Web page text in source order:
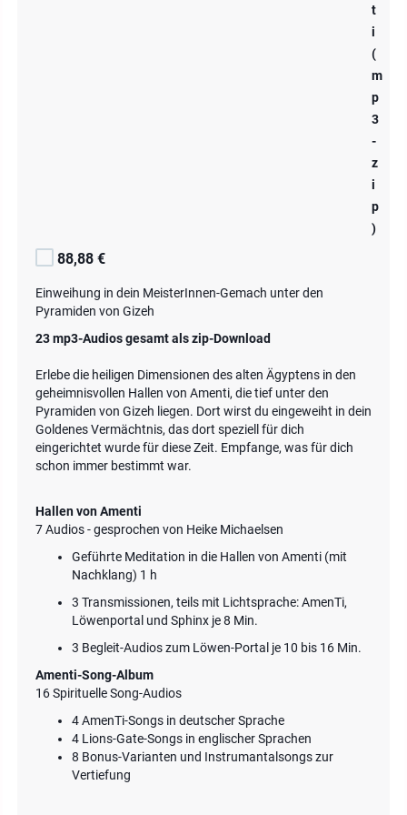
t
i
(
m
p
3
-
z
i
p
)
88,88 €
Einweihung in dein MeisterInnen-Gemach unter den
Pyramiden von Gizeh
23 mp3-Audios gesamt als zip-Download
Erlebe die heiligen Dimensionen des alten Ägyptens in den
geheimnisvollen Hallen von Amenti, die tief unter den
Pyramiden von Gizeh liegen. Dort wirst du eingeweiht in dein
Goldenes Vermächtnis, das dort speziell für dich
eingerichtet wurde für diese Zeit. Empfange, was für dich
schon immer bestimmt war.
Hallen von Amenti
7 Audios - gesprochen von Heike Michaelsen
Geführte Meditation in die Hallen von Amenti (mit
Nachklang) 1 h
3 Transmissionen, teils mit Lichtsprache: AmenTi,
Löwenportal und Sphinx je 8 Min.
3 Begleit-Audios zum Löwen-Portal je 10 bis 16 Min.
Amenti-Song-Album
16 Spirituelle Song-Audios
4 AmenTi-Songs in deutscher Sprache
4 Lions-Gate-Songs in englischer Sprachen
8 Bonus-Varianten und Instrumantalsongs zur
Vertiefung